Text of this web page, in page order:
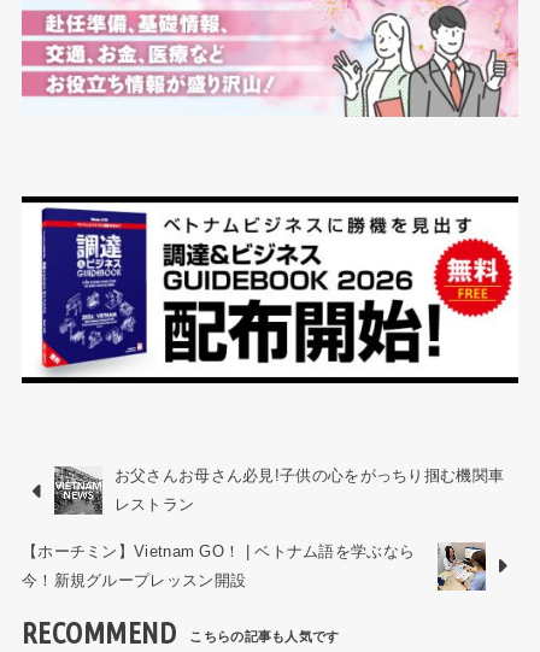
お父さんお母さん必見!子供の心をがっちり掴む機関車
レストラン
【ホーチミン】Vietnam GO！ | ベトナム語を学ぶなら
今！新規グループレッスン開設
RECOMMEND